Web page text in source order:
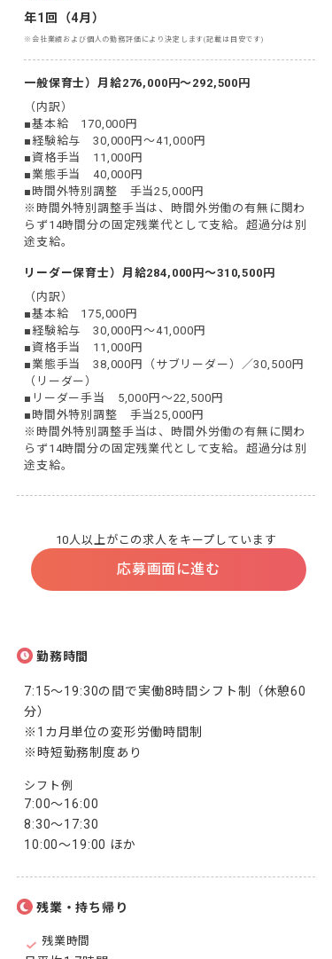
年1回（4月）
※会社業績および個人の勤務評価により決定します(記載は目安です)
一般保育士）月給276,000円～292,500円
（内訳）
■基本給　170,000円
■経験給与　30,000円～41,000円
■資格手当　11,000円
■業態手当　40,000円
■時間外特別調整　手当25,000円
※時間外特別調整手当は、時間外労働の有無に関わ
らず14時間分の固定残業代として支給。超過分は別
途支給。
リーダー保育士）月給284,000円～310,500円
（内訳）
■基本給　175,000円
■経験給与　30,000円～41,000円
■資格手当　11,000円
■業態手当　38,000円（サブリーダー）／30,500円
（リーダー）
■リーダー手当　5,000円～22,500円
■時間外特別調整　手当25,000円
※時間外特別調整手当は、時間外労働の有無に関わ
らず14時間分の固定残業代として支給。超過分は別
途支給。
10人以上がこの求人をキープしています
応募画面に進む
勤務時間
7:15～19:30の間で実働8時間シフト制（休憩60
分）
※1カ月単位の変形労働時間制
※時短勤務制度あり
シフト例
7:00～16:00
8:30～17:30
10:00～19:00 ほか
残業・持ち帰り
残業時間